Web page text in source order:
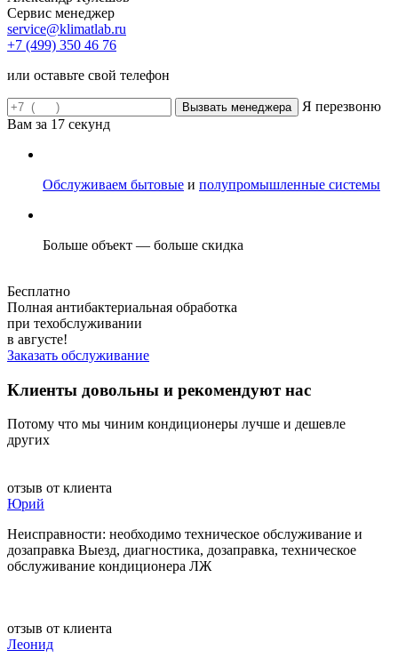
Сервис менеджер
service@klimatlab.ru
+7 (499) 350 46 76
или оставьте свой телефон
Я перезвоню
Вам за 17 секунд
Обслуживаем бытовые и полупромышленные системы
Больше объект — больше скидка
Бесплатно
Полная антибактериальная обработка
при техобслуживании
в августе!
Заказать обслуживание
Клиенты довольны и рекомендуют нас
Потому что мы чиним кондиционеры лучше и дешевле
других
отзыв от клиента
Юрий
Неисправности: необходимо техническое обслуживание и
дозаправка Выезд, диагностика, дозаправка, техническое
обслуживание кондиционера ЛЖ
отзыв от клиента
Леонид